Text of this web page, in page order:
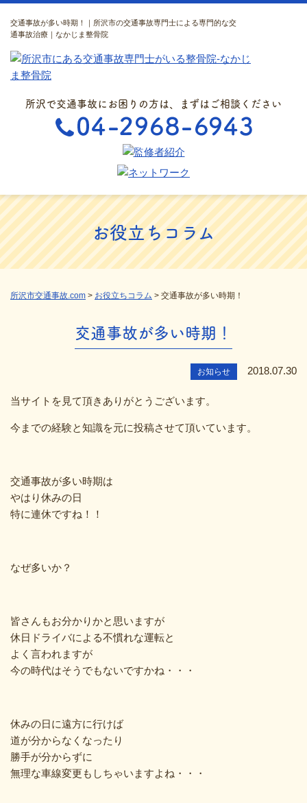
交通事故が多い時期！｜所沢市の交通事故専門士による専門的な交
通事故治療｜なかじま整骨院
所沢で交通事故にお困りの方は、まずはご相談ください
お役立ちコラム
所沢市交通事故.com > お役立ちコラム > 交通事故が多い時期！
交通事故が多い時期！
お知らせ 2018.07.30
当サイトを見て頂きありがとうございます。
今までの経験と知識を元に投稿させて頂いています。
交通事故が多い時期は
やはり休みの日
特に連休ですね！！
なぜ多いか？
皆さんもお分かりかと思いますが
休日ドライバによる不慣れな運転と
よく言われますが
今の時代はそうでもないですかね・・・
休みの日に遠方に行けば
道が分からなくなったり
勝手が分からずに
無理な車線変更もしちゃいますよね・・・